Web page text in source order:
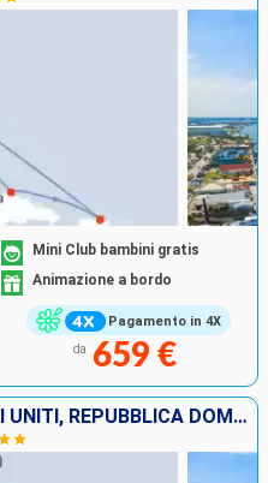
Pagamento in 4X
Mini Club bambini gratis
Animazione a bordo
da 659 €
BAHAMAS, MESSICO, STATI UNITI, REPUBBLICA DOMINICANA